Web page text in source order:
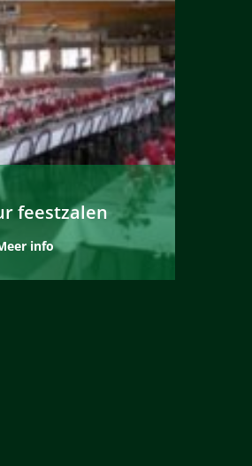
feestzalen
info